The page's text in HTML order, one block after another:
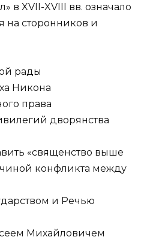
в XVII-XVIII вв. означало
на сторонников и
рады
Никона
права
дворянства
«священство выше
конфликта между
и Речью
Михайловичем